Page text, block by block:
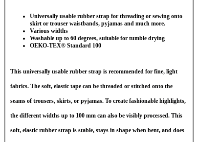
Universally usable rubber strap for threading or sewing onto
skirt or trouser waistbands, pyjamas and much more.
Various widths
Washable up to 60 degrees, suitable for tumble drying
OEKO-TEX® Standard 100
This universally usable rubber strap is recommended for fine, light
fabrics. The soft, elastic tape can be threaded or stitched onto the
seams of trousers, skirts, or pyjamas. To create fashionable highlights,
the different widths up to 100 mm can also be visibly processed. This
soft, elastic rubber strap is stable, stays in shape when bent, and does